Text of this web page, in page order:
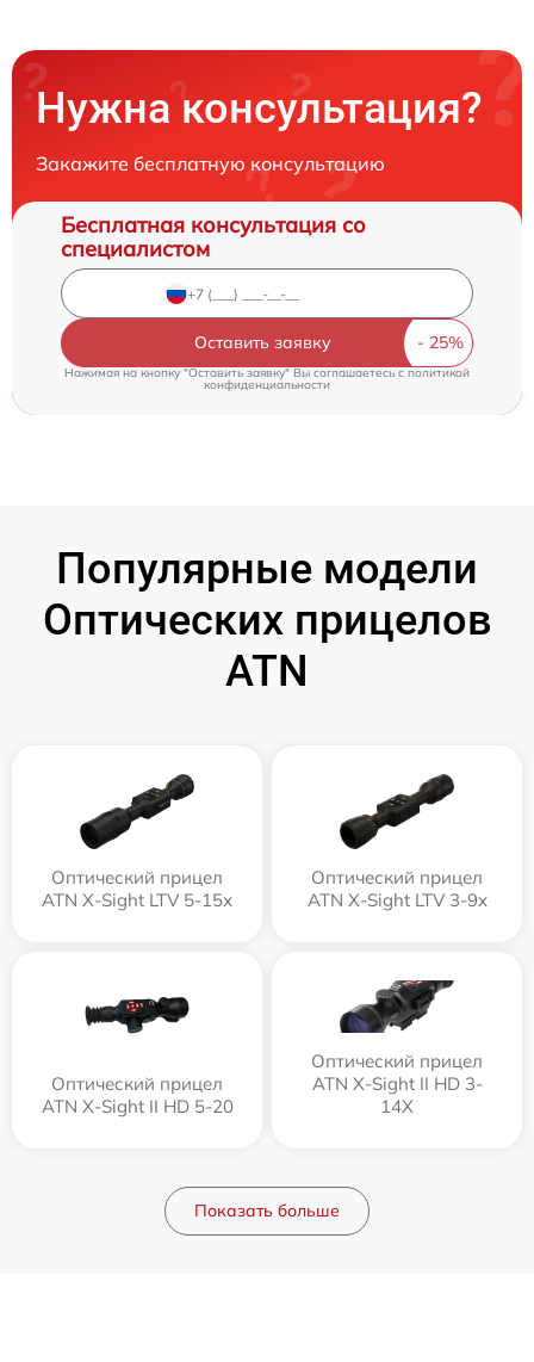
Нужна консультация?
Закажите бесплатную консультацию
Бесплатная консультация со
специалистом
Оставить заявку
Нажимая на кнопку "Оставить заявку" Вы соглашаетесь cполитикой
конфиденциальности
Популярные модели
Оптических прицелов
ATN
Оптический прицел
ATN X-Sight LTV 5-15x
Оптический прицел
ATN X-Sight LTV 3-9x
Оптический прицел
ATN X-Sight II HD 5-20
Оптический прицел
ATN X-Sight II HD 3-
14X
Показать больше